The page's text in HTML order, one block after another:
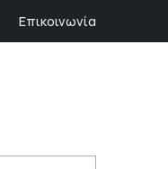
Επικοινωνία